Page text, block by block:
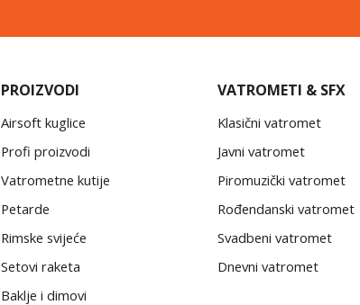
PROIZVODI
Airsoft kuglice
Profi proizvodi
Vatrometne kutije
Petarde
Rimske svijeće
Setovi raketa
Baklje i dimovi
VATROMETI & SFX
Klasični vatromet
Javni vatromet
Piromuzički vatromet
Rođendanski vatromet
Svadbeni vatromet
Dnevni vatromet